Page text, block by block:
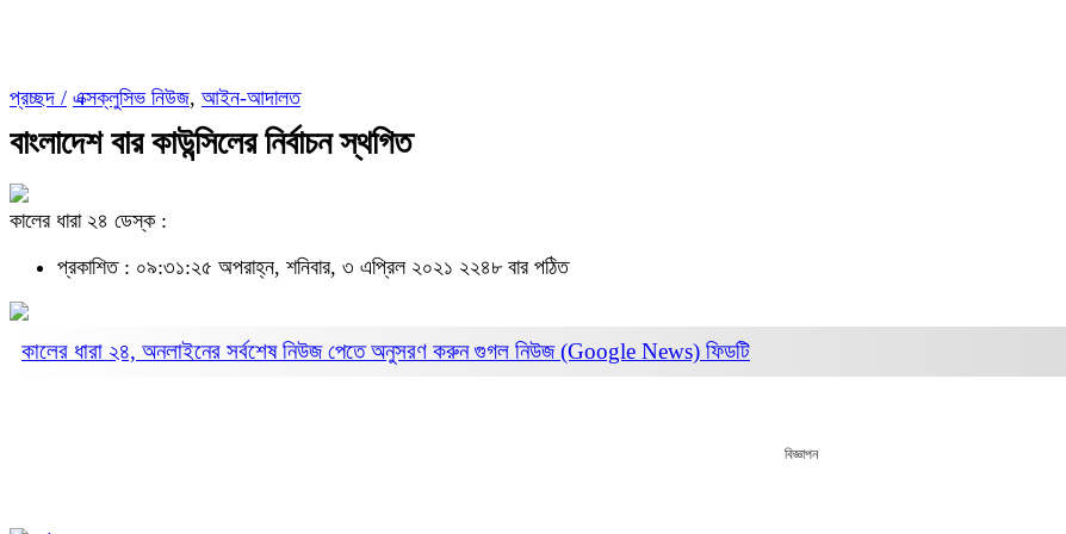
প্রচ্ছদ / এক্সক্লুসিভ নিউজ, আইন-আদালত
বাংলাদেশ বার কাউন্সিলের নির্বাচন স্থগিত
কালের ধারা ২৪ ডেস্ক :
প্রকাশিত : ০৯:৩১:২৫ অপরাহ্ন, শনিবার, ৩ এপ্রিল ২০২১ ২২৪৮ বার পঠিত
কালের ধারা ২৪, অনলাইনের সর্বশেষ নিউজ পেতে অনুসরণ করুনগুগল নিউজ (Google News) ফিডটি
বিজ্ঞাপন